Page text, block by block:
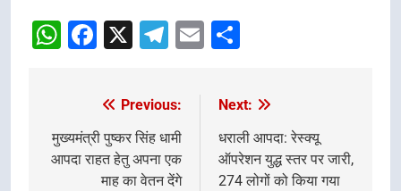
WhatsApp
Facebook
X Telegram
Email
navigation
Previous:
मुख्यमंत्री पुष्कर सिंह धामी
आपदा राहत हेतु अपना एक
माह का वेतन देंगे
Next:
धराली आपदा: रेस्क्यू
ऑपरेशन युद्ध स्तर पर जारी,
274 लोगों को किया गया